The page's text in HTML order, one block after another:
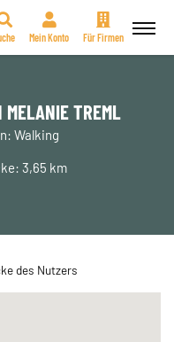
Mein Konto Für Firmen
MELANIE TREML
Walking
3,65 km
des Nutzers